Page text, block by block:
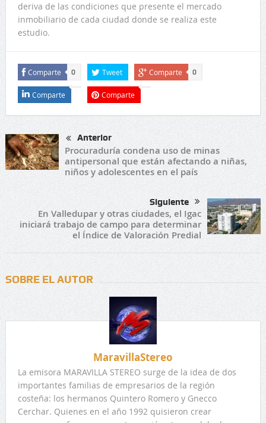
deriva de las condiciones que presente el mercado
inmobiliario de cada ciudad donde se realiza este
estudio.
Comparte 0 Tweet Comparte 0
Comparte Comparte
Anterior
Procuraduría condena uso de minas
antipersonal que están afectando a niñas,
niños y adolescentes en el país
Siguiente
En Valledupar y otras ciudades, el Igac
iniciará trabajo de campo para determinar
el Índice de Valoración Predial
SOBRE EL AUTOR
MaravillaStereo
La emisora MARAVILLA STEREO surge de la idea de dos
importantes familias de empresarios de la región
costeña: los hermanos Quintero Romero y Gnecco
Cerchar. Quienes en el año 1992 quisieron crear